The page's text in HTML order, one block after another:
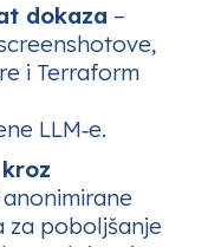
dokaza –
i Terraform
LLM‑e.
za poboljšanje